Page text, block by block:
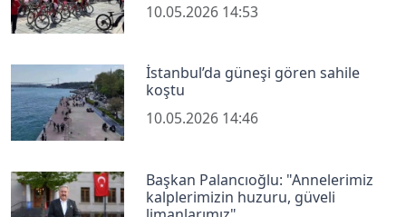
10.05.2026 14:53
İstanbul’da güneşi gören sahile
koştu
10.05.2026 14:46
Başkan Palancıoğlu: "Annelerimiz
kalplerimizin huzuru, güveli